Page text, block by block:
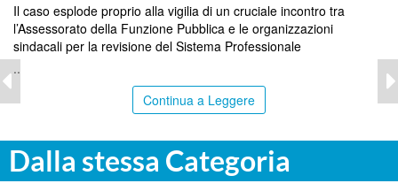
Il caso esplode proprio alla vigilia di un cruciale incontro tra
l’Assessorato della Funzione Pubblica e le organizzazioni
sindacali per la revisione del Sistema Professionale
..
Continua a Leggere
Dalla stessa Categoria
ITALPRESS